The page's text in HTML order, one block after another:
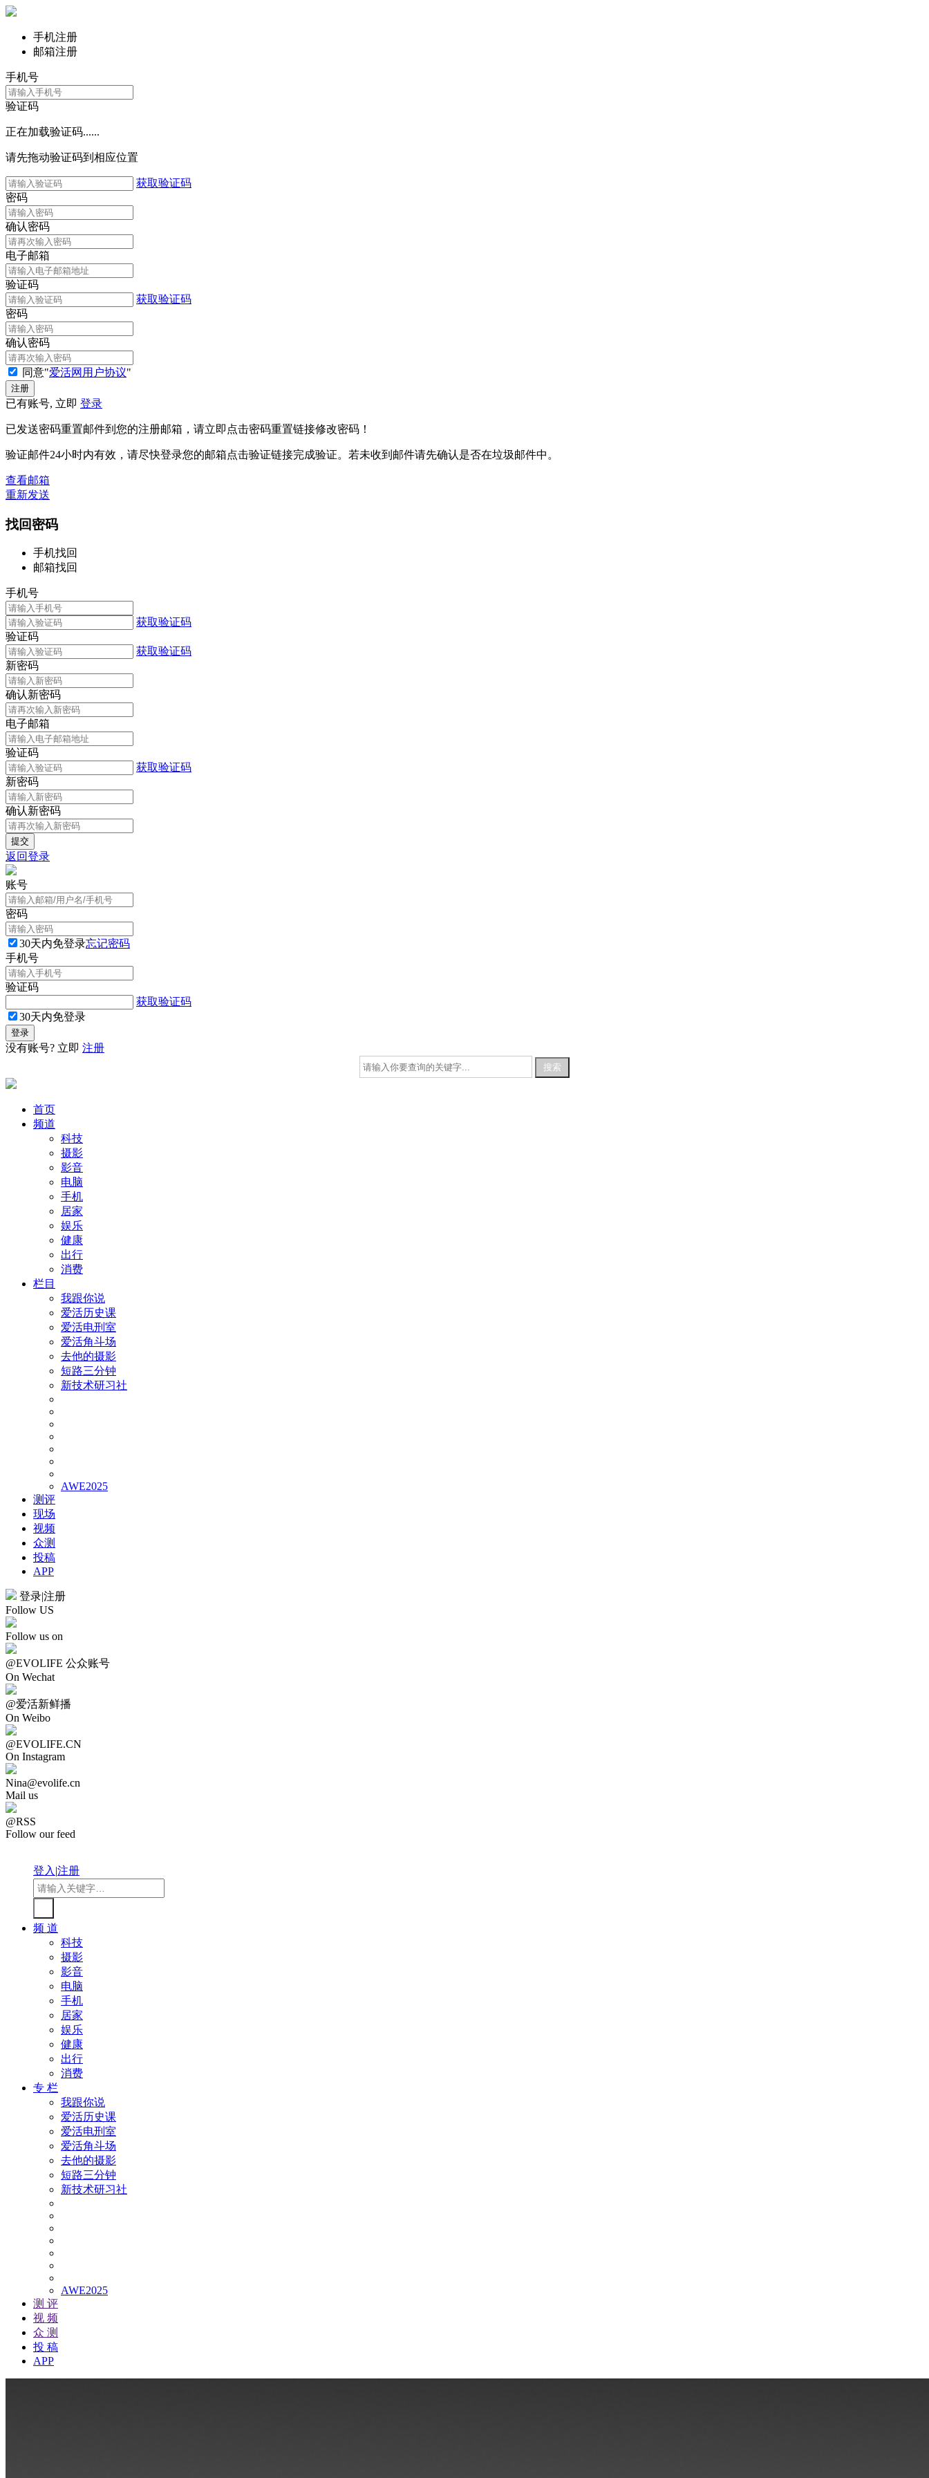
手机注册
邮箱注册
手机号
验证码
正在加载验证码......
请先拖动验证码到相应位置
获取验证码
密码
确认密码
电子邮箱
验证码
获取验证码
密码
确认密码
同意"爱活网用户协议"
已有账号, 立即 登录
已发送密码重置邮件到您的注册邮箱，请立即点击密码重置链接修改密码！
验证邮件24小时内有效，请尽快登录您的邮箱点击验证链接完成验证。若未收到邮件请先确认是否在垃圾邮件中。
查看邮箱
重新发送
找回密码
手机找回
邮箱找回
手机号
获取验证码
验证码
获取验证码
新密码
确认新密码
电子邮箱
验证码
获取验证码
新密码
确认新密码
返回登录
账号
密码
30天内免登录忘记密码
手机号
验证码
获取验证码
30天内免登录
没有账号? 立即 注册
首页
频道
科技
摄影
影音
电脑
手机
居家
娱乐
健康
出行
消费
栏目
我跟你说
爱活历史课
爱活电刑室
爱活角斗场
去他的摄影
短路三分钟
新技术研习社
AWE2025
测评
现场
视频
众测
投稿
APP
登录|注册
Follow US
Follow us on
@EVOLIFE 公众账号
On Wechat
@爱活新鲜播
On Weibo
@EVOLIFE.CN
On Instagram
Nina@evolife.cn
Mail us
@RSS
Follow our feed
登入|注册
频 道
科技
摄影
影音
电脑
手机
居家
娱乐
健康
出行
消费
专 栏
我跟你说
爱活历史课
爱活电刑室
爱活角斗场
去他的摄影
短路三分钟
新技术研习社
AWE2025
测 评
视 频
众 测
投 稿
APP